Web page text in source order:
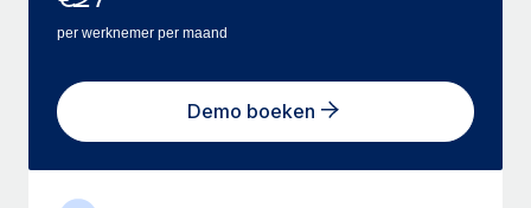
per werknemer per maand
Demo boeken